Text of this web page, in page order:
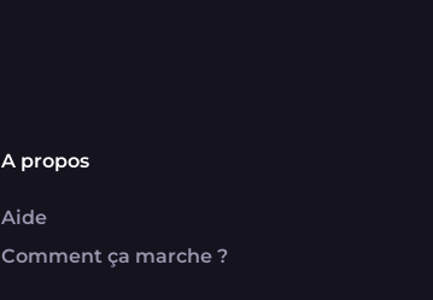
A propos
Aide
Comment ça marche ?